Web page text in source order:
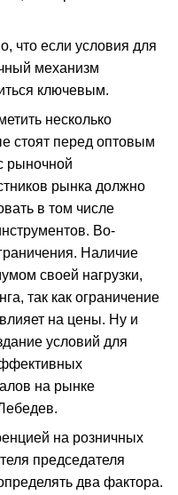
что если условия для
механизм
ключевым.
несколько
стоят перед оптовым
рыночной
рынка должно
в том числе
Во-
Наличие
своей нагрузки,
так как ограничение
на цены. Ну и
условий для
на рынке
на розничных
председателя
два фактора.